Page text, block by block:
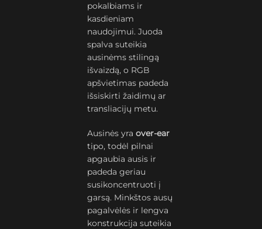
pokalbiams ir
kasdieniam
naudojimui. Juoda
spalva suteikia
ausinėms stilingą
išvaizdą, o RGB
apšvietimas padeda
išsiskirti žaidimų ar
transliacijų metu.
Ausinės yraover-ear
tipo, todėl pilnai
apgaubia ausis ir
padeda geriau
susikoncentruoti į
garsą. Minkštos ausų
pagalvėlės ir lengva
konstrukcija suteikia